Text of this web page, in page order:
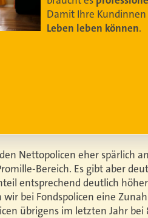
Damit Ihre
Leben leben können.
Nettopolicen eher spärlich
Bereich. Es gibt aber
entsprechend deutlich
bei Fondspolicen eine
übrigens im letzten Jahr bei